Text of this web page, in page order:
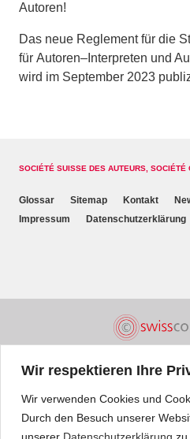
Wir respektieren Ihre
Wir verwenden Cookies und
Durch den Besuch unserer
Autoren!
Das neue Reglement für die
für Autoren– Interpreten und
wird im September 2023
SOCIÉTÉ SUISSE DES AUTEURS, SOCIÉTÉ
Glossar Sitemap Kontakt
Impressum
Datenschutzerklärung